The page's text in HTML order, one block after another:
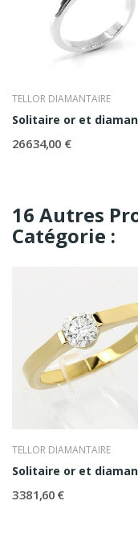
TELLOR DIAMANTAIRE
26 634,00 €
16 Autres
Catégorie :
TELLOR DIAMANTAIRE
3 381,60 €